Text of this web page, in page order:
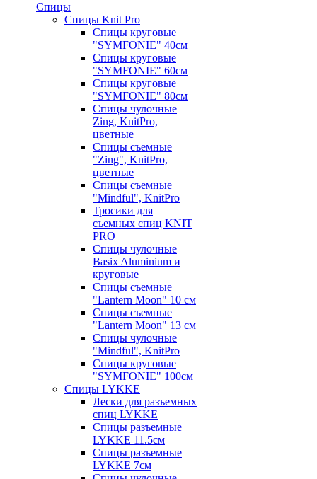
Спицы
Спицы Knit Pro
Спицы круговые
"SYMFONIE" 40см
Спицы круговые
"SYMFONIE" 60см
Спицы круговые
"SYMFONIE" 80см
Спицы чулочные
Zing, KnitPro,
цветные
Спицы съемные
"Zing", KnitPro,
цветные
Спицы съемные
"Mindful", KnitPro
Тросики для
съемных спиц KNIT
PRO
Спицы чулочные
Basix Aluminium и
круговые
Спицы съемные
"Lantern Moon" 10 см
Спицы съемные
"Lantern Moon" 13 см
Спицы чулочные
"Mindful", KnitPro
Спицы круговые
"SYMFONIE" 100см
Спицы LYKKE
Лески для разъемных
спиц LYKKE
Спицы разъемные
LYKKE 11.5см
Спицы разъемные
LYKKE 7см